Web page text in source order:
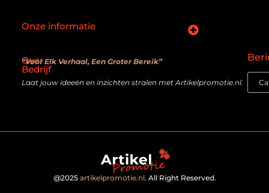
Over
Bedrijf
“Voor Elk Verhaal, Een Groter Bereik”
Laat jouw ideeën en inzichten stralen met Artikelpromotie.nl.
Onze informatie
@2025 artikelpromotie.nl. All Right Reserved.